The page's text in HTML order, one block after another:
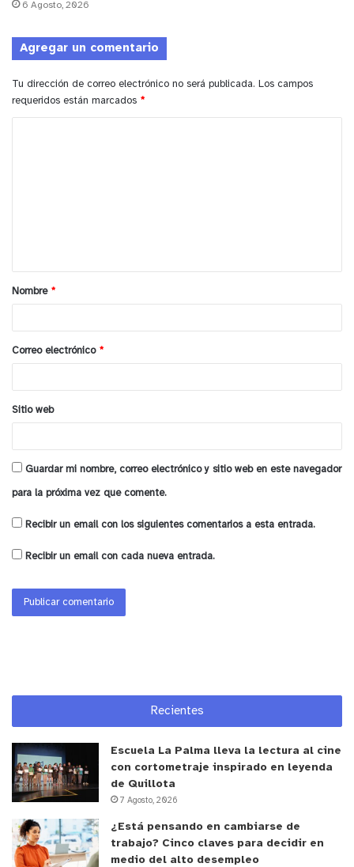
6 Agosto, 2026
Agregar un comentario
Tu dirección de correo electrónico no será publicada. Los campos
requeridos están marcados *
a
r
*
Nombre *
Correo electrónico *
Sitio web
Guardar mi nombre, correo electrónico y sitio web en este navegador
para la próxima vez que comente.
Recibir un email con los siguientes comentarios a esta entrada.
Recibir un email con cada nueva entrada.
Recientes
Escuela La Palma lleva la lectura al cine
con cortometraje inspirado en leyenda
de Quillota
7 Agosto, 2026
¿Está pensando en cambiarse de
trabajo? Cinco claves para decidir en
medio del alto desempleo